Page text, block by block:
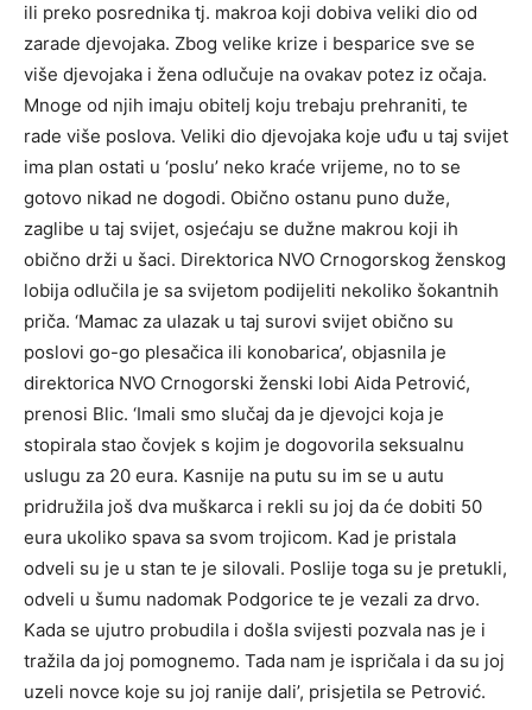
ili preko posrednika tj. makroa koji dobiva veliki dio od
zarade djevojaka. Zbog velike krize i besparice sve se
više djevojaka i žena odlučuje na ovakav potez iz očaja.
Mnoge od njih imaju obitelj koju trebaju prehraniti, te
rade više poslova. Veliki dio djevojaka koje uđu u taj svijet
ima plan ostati u ‘poslu’ neko kraće vrijeme, no to se
gotovo nikad ne dogodi. Obično ostanu puno duže,
zaglibe u taj svijet, osjećaju se dužne makrou koji ih
obično drži u šaci. Direktorica NVO Crnogorskog ženskog
lobija odlučila je sa svijetom podijeliti nekoliko šokantnih
priča. ‘Mamac za ulazak u taj surovi svijet obično su
poslovi go-go plesačica ili konobarica’, objasnila je
direktorica NVO Crnogorski ženski lobi Aida Petrović,
prenosi Blic. ‘Imali smo slučaj da je djevojci koja je
stopirala stao čovjek s kojim je dogovorila seksualnu
uslugu za 20 eura. Kasnije na putu su im se u autu
pridružila još dva muškarca i rekli su joj da će dobiti 50
eura ukoliko spava sa svom trojicom. Kad je pristala
odveli su je u stan te je silovali. Poslije toga su je pretukli,
odveli u šumu nadomak Podgorice te je vezali za drvo.
Kada se ujutro probudila i došla svijesti pozvala nas je i
tražila da joj pomognemo. Tada nam je ispričala i da su joj
uzeli novce koje su joj ranije dali’, prisjetila se Petrović.